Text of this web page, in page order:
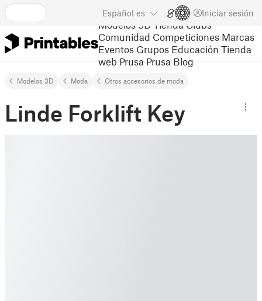
Español es Iniciar sesión
Modelos 3D Tienda Clubs
Comunidad Competiciones Marcas
Eventos Grupos Educación Tienda
web Prusa Prusa Blog
Modelos 3D Moda Otros accesorios de moda
Linde Forklift Key